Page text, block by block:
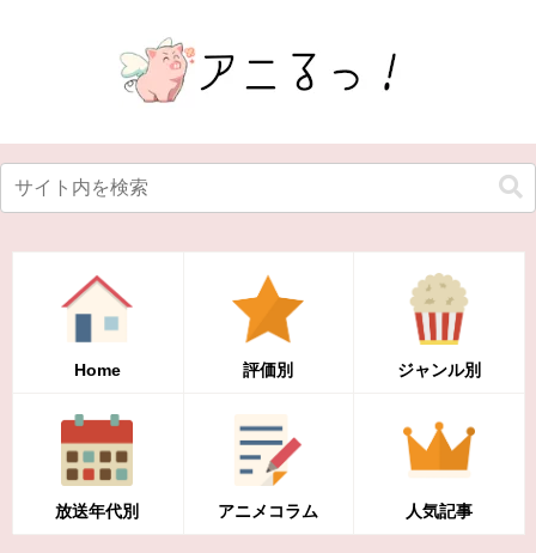
Home 評価別 ジャンル別
放送年代別 アニメコラム 人気記事